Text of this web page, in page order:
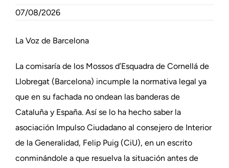
07/08/2026
La Voz de Barcelona
La comisaría de los Mossos d’Esquadra de Cornellá de
Llobregat (Barcelona) incumple la normativa legal ya
que en su fachada no ondean las banderas de
Cataluña y España. Así se lo ha hecho saber la
asociación Impulso Ciudadano al consejero de Interior
de la Generalidad, Felip Puig (CiU), en un escrito
conminándole a que resuelva la situación antes de